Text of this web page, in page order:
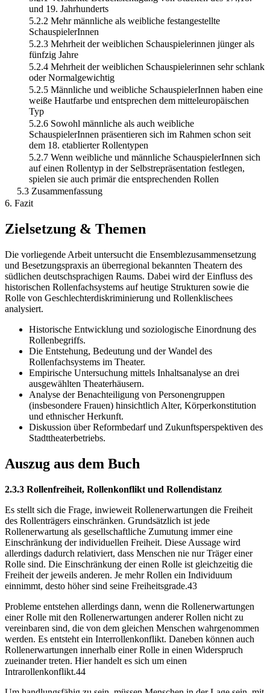
und 19. Jahrhunderts
5.2.2 Mehr männliche als weibliche festangestellte
SchauspielerInnen
5.2.3 Mehrheit der weiblichen Schauspielerinnen jünger als
fünfzig Jahre
5.2.4 Mehrheit der weiblichen Schauspielerinnen sehr schlank
oder Normalgewichtig
5.2.5 Männliche und weibliche SchauspielerInnen haben eine
weiße Hautfarbe und entsprechen dem mitteleuropäischen
Typ
5.2.6 Sowohl männliche als auch weibliche
SchauspielerInnen präsentieren sich im Rahmen schon seit
dem 18. etablierter Rollentypen
5.2.7 Wenn weibliche und männliche SchauspielerInnen sich
auf einen Rollentyp in der Selbstrepräsentation festlegen,
spielen sie auch primär die entsprechenden Rollen
5.3 Zusammenfassung
6. Fazit
Zielsetzung & Themen
Die vorliegende Arbeit untersucht die Ensemblezusammensetzung
und Besetzungspraxis an überregional bekannten Theatern des
südlichen deutschsprachigen Raums. Dabei wird der Einfluss des
historischen Rollenfachsystems auf heutige Strukturen sowie die
Rolle von Geschlechterdiskriminierung und Rollenklischees
analysiert.
Historische Entwicklung und soziologische Einordnung des
Rollenbegriffs.
Die Entstehung, Bedeutung und der Wandel des
Rollenfachsystems im Theater.
Empirische Untersuchung mittels Inhaltsanalyse an drei
ausgewählten Theaterhäusern.
Analyse der Benachteiligung von Personengruppen
(insbesondere Frauen) hinsichtlich Alter, Körperkonstitution
und ethnischer Herkunft.
Diskussion über Reformbedarf und Zukunftsperspektiven des
Stadttheaterbetriebs.
Auszug aus dem Buch
2.3.3 Rollenfreiheit, Rollenkonflikt und Rollendistanz
Es stellt sich die Frage, inwieweit Rollenerwartungen die Freiheit
des Rollenträgers einschränken. Grundsätzlich ist jede
Rollenerwartung als gesellschaftliche Zumutung immer eine
Einschränkung der individuellen Freiheit. Diese Aussage wird
allerdings dadurch relativiert, dass Menschen nie nur Träger einer
Rolle sind. Die Einschränkung der einen Rolle ist gleichzeitig die
Freiheit der jeweils anderen. Je mehr Rollen ein Individuum
einnimmt, desto höher sind seine Freiheitsgrade.43
Probleme entstehen allerdings dann, wenn die Rollenerwartungen
einer Rolle mit den Rollenerwartungen anderer Rollen nicht zu
vereinbaren sind, die von dem gleichen Menschen wahrgenommen
werden. Es entsteht ein Interrollenkonflikt. Daneben können auch
Rollenerwartungen innerhalb einer Rolle in einen Widerspruch
zueinander treten. Hier handelt es sich um einen
Intrarollenkonflikt.44